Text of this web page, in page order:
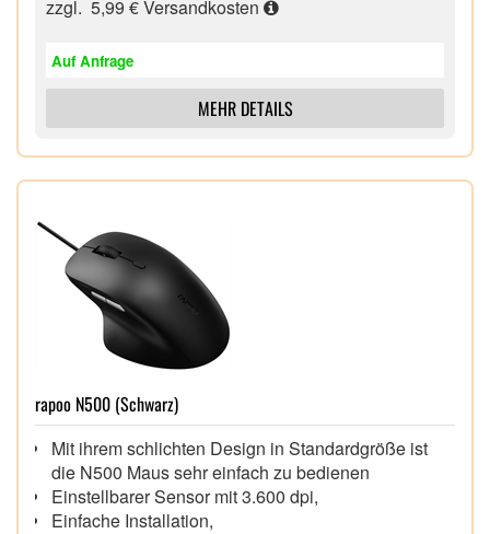
18 Monate für die Maus
zzgl. 5,99 €Versandkosten
Auf Anfrage
MEHR DETAILS
rapoo N500 (Schwarz)
Mit ihrem schlichten Design in Standardgröße ist
die N500 Maus sehr einfach zu bedienen
Einstellbarer Sensor mit 3.600 dpi,
Einfache Installation,